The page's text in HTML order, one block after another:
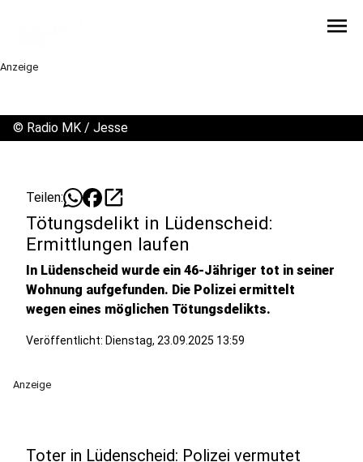
menu
Anzeige
© Radio MK / Jesse
Teilen: open_in_new
Tötungsdelikt in Lüdenscheid:
Ermittlungen laufen
In Lüdenscheid wurde ein 46-Jähriger tot in seiner
Wohnung aufgefunden. Die Polizei ermittelt
wegen eines möglichen Tötungsdelikts.
Veröffentlicht: Dienstag, 23.09.2025 13:59
Anzeige
Toter in Lüdenscheid: Polizei vermutet